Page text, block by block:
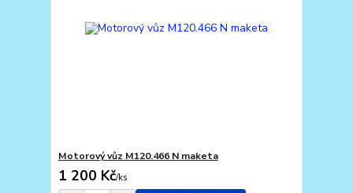
Motorový vůz M120.466 N maketa
1 200 Kč/ks